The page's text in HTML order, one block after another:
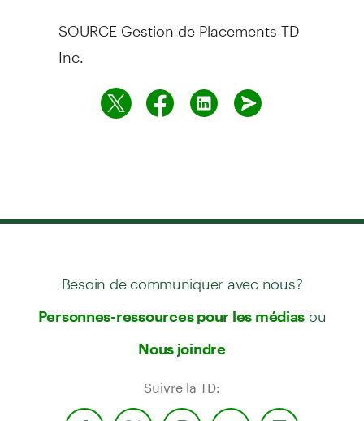
SOURCE Gestion de Placements TD
Inc.
Besoin de communiquer avec nous?
Personnes-ressources pour les médias ou
Nous joindre
Suivre la TD: